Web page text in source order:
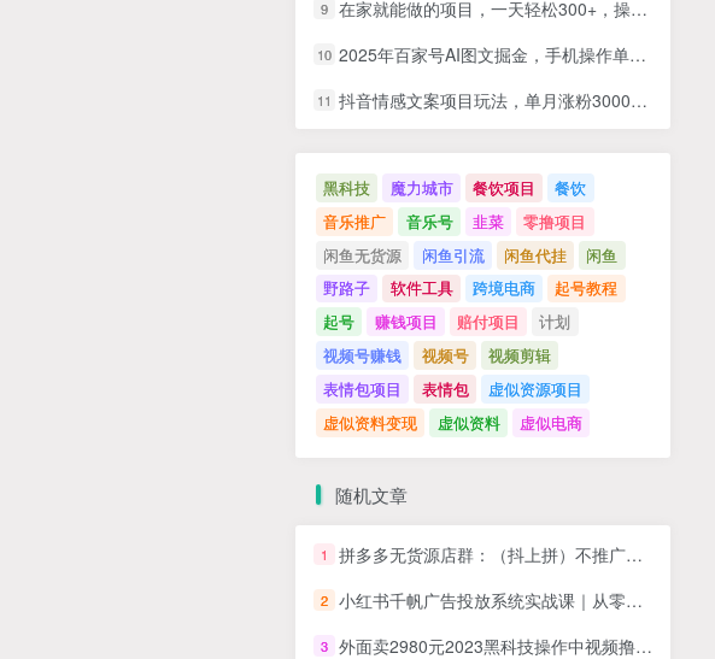
9 在家就能做的项目，一天轻松300+，操作简单上手快
10 2025年百家号AI图文掘金，手机操作单号月入4-5位数，低门槛【附指令+工具】
11 抖音情感文案项目玩法，单月涨粉3000+，新手小白也能做
黑科技 魔力城市 餐饮项目
餐饮
音乐推广
音乐号 韭菜
零撸项目
闲鱼无货源
闲鱼引流 闲鱼代挂
闲鱼
野路子
软件工具 跨境电商
起号教程
起号
赚钱项目 赔付项目
计划
视频号赚钱
视频号
视频剪辑
表情包项目
表情包
虚似资源项目
虚似资料变现
虚似资料 虚似电商
随机文章
1 拼多多无货源店群：（抖上拼）不推广不刷单，利润月入过万！【揭秘】
2 小红书千帆广告投放系统实战课｜从零基础导学、投放参数设置、定向出价，到搜索/直播间/客资全场景计划搭建全流程
3 外面卖2980元2023黑科技操作中视频撸收益，听话照做小白日入300+